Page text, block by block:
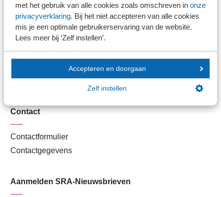
met het gebruik van alle cookies zoals omschreven in onze
privacyverklaring. Bij het niet accepteren van alle cookies
mis je een optimale gebruikerservaring van de website.
Lees meer bij ‘Zelf instellen’.
Accepteren en doorgaan
Zelf instellen
Handige links
Veilig bestanden delen
SRA-gecertificeerd
Lid worden
Contact
Contactformulier
Contactgegevens
Aanmelden SRA-Nieuwsbrieven